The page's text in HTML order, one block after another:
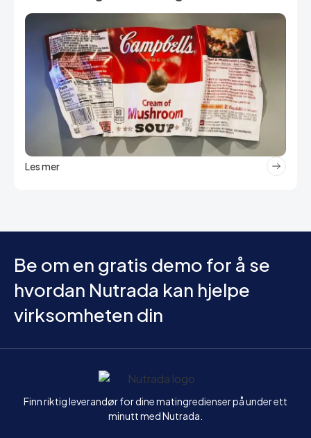
Les mer
Be om en gratis demo for å se
hvordan Nutrada kan hjelpe
virksomheten din
Hjem
Finn riktig leverandør for dine matingredienser på under ett
minutt med Nutrada.